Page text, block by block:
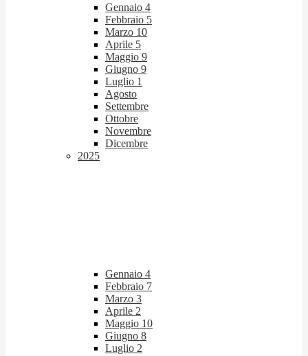
Gennaio 4
Febbraio 5
Marzo 10
Aprile 5
Maggio 9
Giugno 9
Luglio 1
Agosto
Settembre
Ottobre
Novembre
Dicembre
2025
Gennaio 4
Febbraio 7
Marzo 3
Aprile 2
Maggio 10
Giugno 8
Luglio 2